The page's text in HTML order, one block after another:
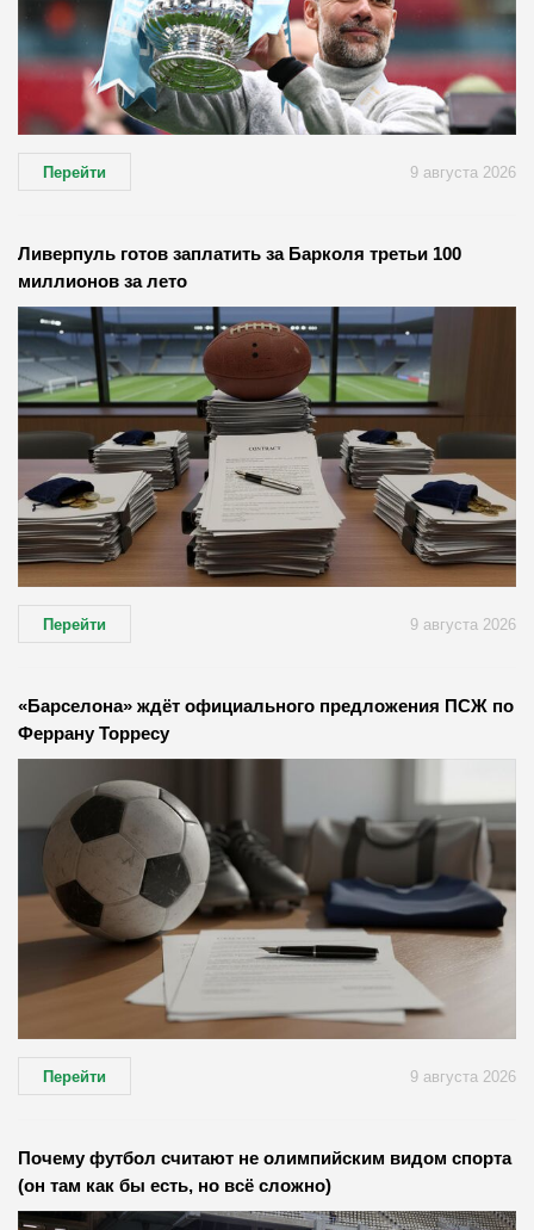
Перейти 9 августа 2026
Ливерпуль готов заплатить за Барколя третьи 100
миллионов за лето
Перейти 9 августа 2026
«Барселона» ждёт официального предложения ПСЖ по
Феррану Торресу
Перейти 9 августа 2026
Почему футбол считают не олимпийским видом спорта
(он там как бы есть, но всё сложно)